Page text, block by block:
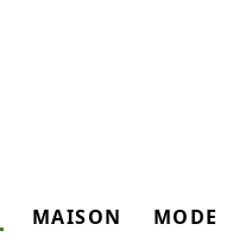
MAISON MODE